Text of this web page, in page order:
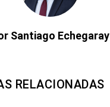
Santiago Echegaray
RELACIONADAS